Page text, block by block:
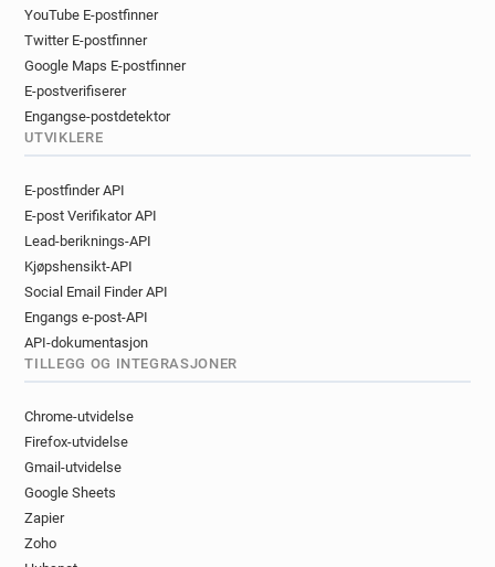
YouTube E-postfinner
Twitter E-postfinner
Google Maps E-postfinner
E-postverifiserer
Engangse-postdetektor
UTVIKLERE
E-postfinder API
E-post Verifikator API
Lead-beriknings-API
Kjøpshensikt-API
Social Email Finder API
Engangs e-post-API
API-dokumentasjon
TILLEGG OG INTEGRASJONER
Chrome-utvidelse
Firefox-utvidelse
Gmail-utvidelse
Google Sheets
Zapier
Zoho